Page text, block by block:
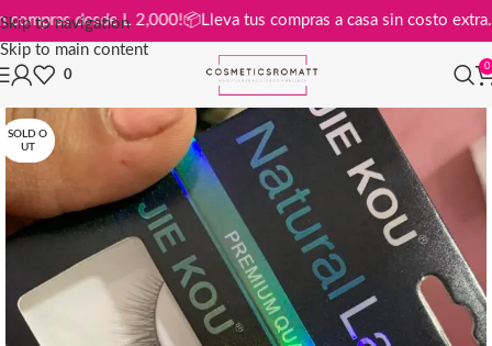
Skip to navigation
Skip to main content
en compras desde L 2,000!📦Lleva tus compras a casa sin costo
0
0
SOLD O
UT